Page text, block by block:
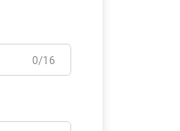
0/16